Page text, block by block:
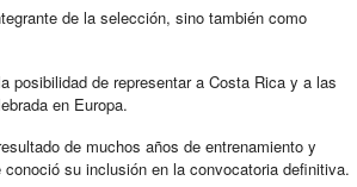
de la selección, sino también como
posibilidad de representar a Costa Rica y a las
en Europa.
de muchos años de entrenamiento y
su inclusión en la convocatoria definitiva.